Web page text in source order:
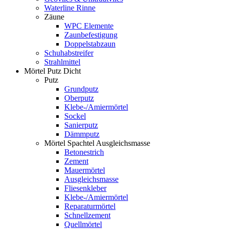
Waterline Rinne
Zäune
WPC Elemente
Zaunbefestigung
Doppelstabzaun
Schuhabstreifer
Strahlmittel
Mörtel Putz Dicht
Putz
Grundputz
Oberputz
Klebe-/Amiermörtel
Sockel
Sanierputz
Dämmputz
Mörtel Spachtel Ausgleichsmasse
Betonestrich
Zement
Mauermörtel
Ausgleichsmasse
Fliesenkleber
Klebe-/Amiermörtel
Reparaturmörtel
Schnellzement
Quellmörtel